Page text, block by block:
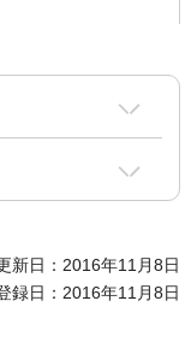
新日：2016年11月8日
録日：2016年11月8日